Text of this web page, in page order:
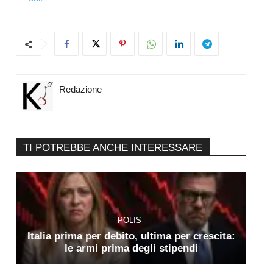
Redazione
TI POTREBBE ANCHE INTERESSARE
POLIS
Italia prima per debito, ultima per crescita:
le armi prima degli stipendi